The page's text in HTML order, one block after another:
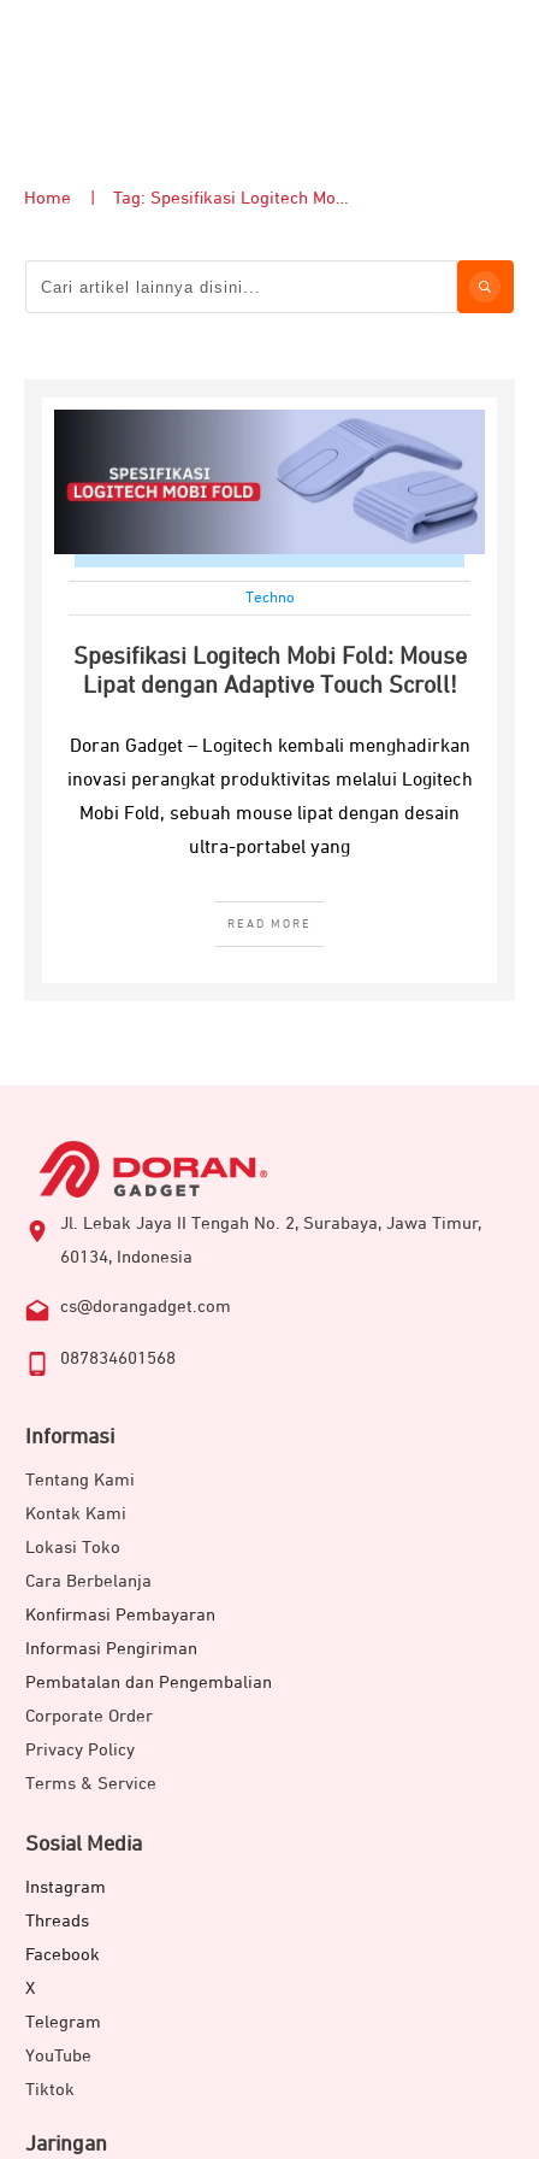
Home Tag: Spesifikasi Logitech Mobi Fold
Techno
Spesifikasi Logitech Mobi Fold: Mouse
Lipat dengan Adaptive Touch Scroll!
Doran Gadget – Logitech kembali menghadirkan
inovasi perangkat produktivitas melalui Logitech
Mobi Fold, sebuah mouse lipat dengan desain
ultra-portabel yang
READ MORE
Jl. Lebak Jaya II Tengah No. 2, Surabaya, Jawa Timur,
60134, Indonesia
cs@dorangadget.com
087834601568
Informasi
Tentang Kami
Kontak Kami
Lokasi Toko
Cara Berbelanja
Konfirmasi Pembayaran
Informasi Pengiriman
Pembatalan dan Pengembalian
Corporate Order
Privacy Policy
Terms & Service
Sosial Media
Instagram
Threads
Facebook
X
Telegram
YouTube
Tiktok
Jaringan